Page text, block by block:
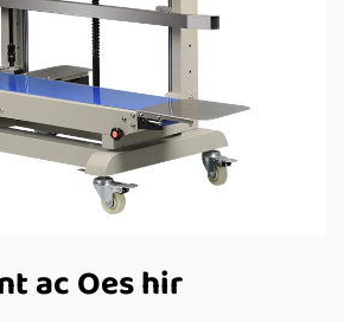
ac Oes hir